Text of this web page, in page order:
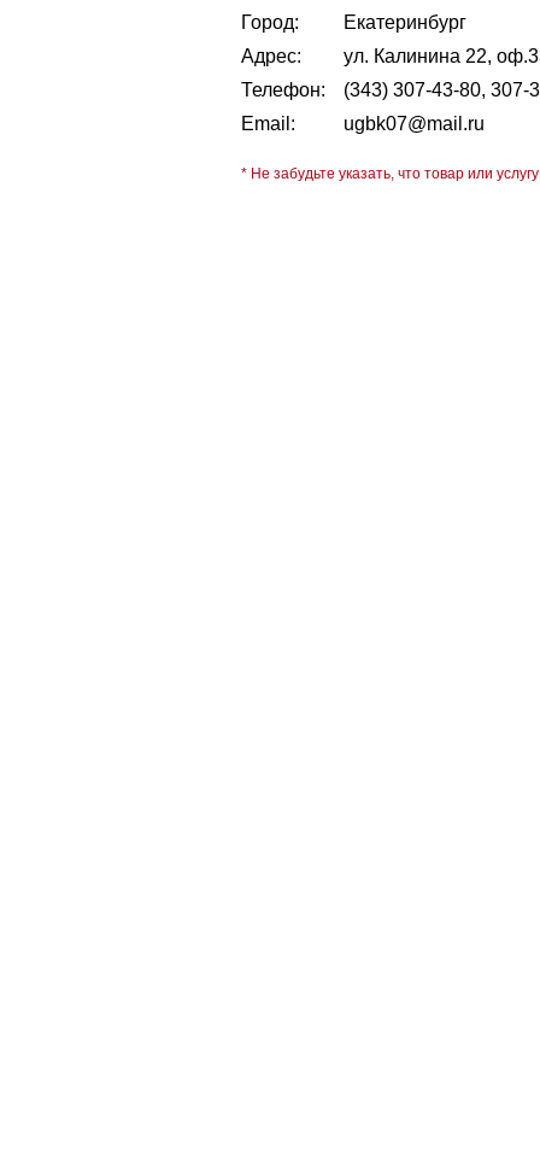
Город:
Екатеринбург
Адрес:
ул. Калинина 22,
Телефон:
(343) 307-43-80, 307-
Email:
ugbk07@mail.ru
* Не забудьте указать, что товар или